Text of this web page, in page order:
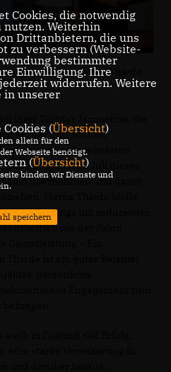
Thiede, Jacqueline Thiede
Mutter und Tochter
zeitgleich und meisterten
Im Juli dieses
übernehmen und damit
– allerdings mit reduzierter
wie der Salon
Cookies, die notwendig
nutzen. Weiterhin
Drittanbietern, die uns
zu verbessern (Website-
bestimmter
Einwilligung. Ihre
widerrufen. Weitere
in unserer
(Übersicht)
allein für den
Webseite benötigt.
(Übersicht)
binden wir Dienste und
speichern